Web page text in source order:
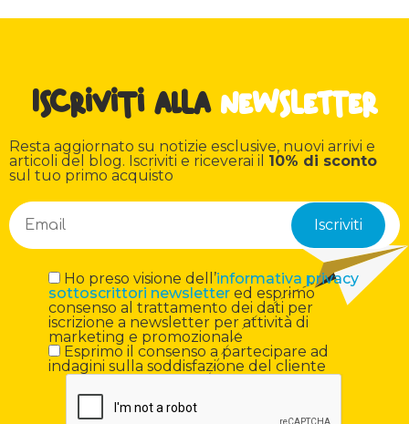
Iscriviti alla newsletter
Resta aggiornato su notizie esclusive, nuovi arrivi e
articoli del blog. Iscriviti e riceverai il 10% di sconto
sul tuo primo acquisto
Ho preso visione dell’informativa privacy
sottoscrittori newslettered esprimo
consenso al trattamento dei dati per
iscrizione a newsletter per attività di
marketing e promozionale
Esprimo il consenso a partecipare ad
indagini sulla soddisfazione del cliente